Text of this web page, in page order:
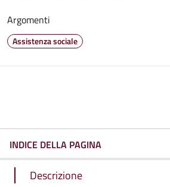
Argomenti
Assistenza sociale
INDICE DELLA PAGINA
Descrizione